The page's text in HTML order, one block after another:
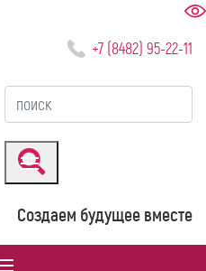
+7 (8482) 95-22-11
Создаем будущее вместе